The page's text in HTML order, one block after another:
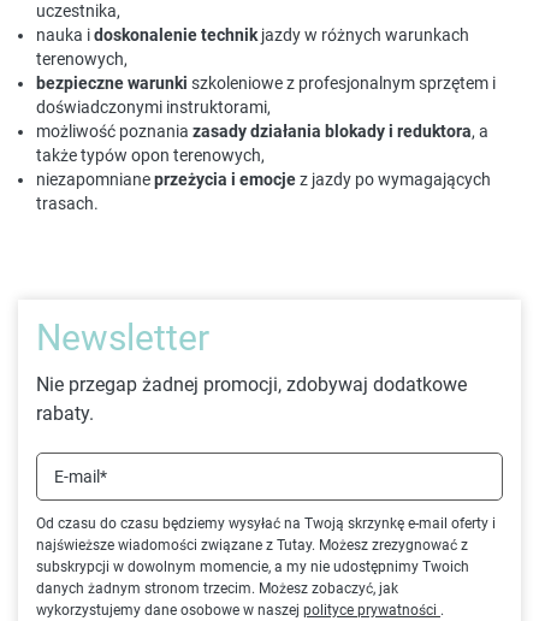
uczestnika,
nauka idoskonalenie technik jazdy w różnych warunkach
terenowych,
bezpieczne warunki szkoleniowe z profesjonalnym sprzętem i
doświadczonymi instruktorami,
możliwość poznania zasady działania blokady i reduktora, a
także typów opon terenowych,
niezapomnianeprzeżycia i emocjez jazdy po wymagających
trasach.
Newsletter
Nie przegap żadnej promocji, zdobywaj dodatkowe
rabaty.
Od czasu do czasu będziemy wysyłać na Twoją skrzynkę e-mail oferty i
najświeższe wiadomości związane z Tutay. Możesz zrezygnować z
subskrypcji w dowolnym momencie, a my nie udostępnimy Twoich
danych żadnym stronom trzecim. Możesz zobaczyć, jak
wykorzystujemy dane osobowe w naszej polityce prywatności .
E-mail*